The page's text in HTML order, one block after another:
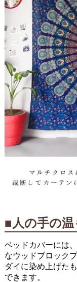
■人の手の
ベッドカバーには
なウッドブロック
ダイに染め上げた
できます。